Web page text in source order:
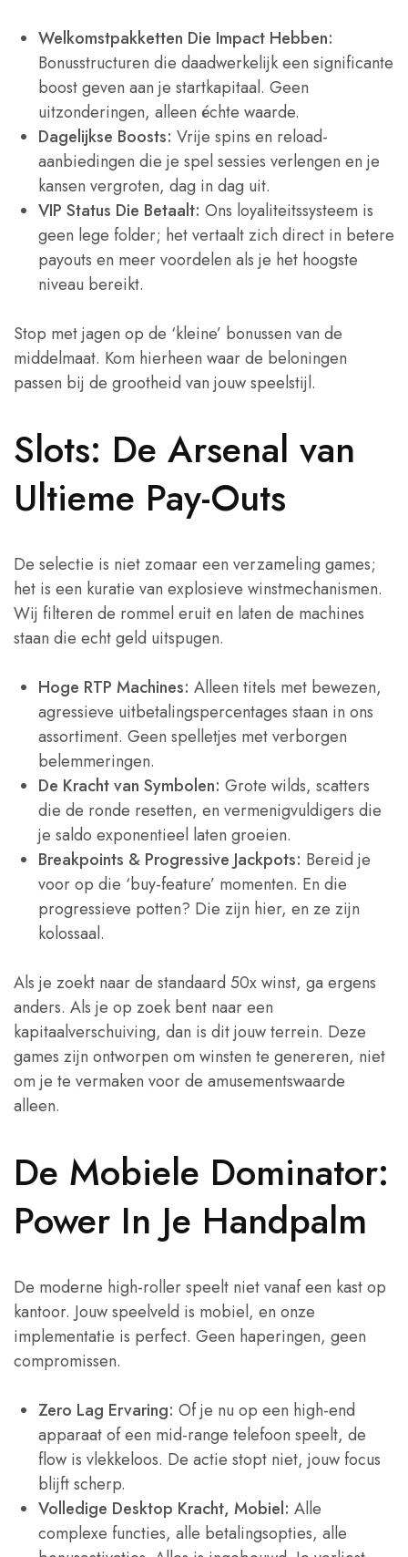
Welkomstpakketten Die Impact Hebben:
Bonusstructuren die daadwerkelijk een significante
boost geven aan je startkapitaal. Geen
uitzonderingen, alleen échte waarde.
Dagelijkse Boosts: Vrije spins en reload-
aanbiedingen die je spel sessies verlengen en je
kansen vergroten, dag in dag uit.
VIP Status Die Betaalt: Ons loyaliteitssysteem is
geen lege folder; het vertaalt zich direct in betere
payouts en meer voordelen als je het hoogste
niveau bereikt.
Stop met jagen op de ‘kleine’ bonussen van de
middelmaat. Kom hierheen waar de beloningen
passen bij de grootheid van jouw speelstijl.
Slots: De Arsenal van
Ultieme Pay-Outs
De selectie is niet zomaar een verzameling games;
het is een kuratie van explosieve winstmechanismen.
Wij filteren de rommel eruit en laten de machines
staan die echt geld uitspugen.
Hoge RTP Machines: Alleen titels met bewezen,
agressieve uitbetalingspercentages staan in ons
assortiment. Geen spelletjes met verborgen
belemmeringen.
De Kracht van Symbolen: Grote wilds, scatters
die de ronde resetten, en vermenigvuldigers die
je saldo exponentieel laten groeien.
Breakpoints & Progressive Jackpots: Bereid je
voor op die ‘buy-feature’ momenten. En die
progressieve potten? Die zijn hier, en ze zijn
kolossaal.
Als je zoekt naar de standaard 50x winst, ga ergens
anders. Als je op zoek bent naar een
kapitaalverschuiving, dan is dit jouw terrein. Deze
games zijn ontworpen om winsten te genereren, niet
om je te vermaken voor de amusementswaarde
alleen.
De Mobiele Dominator:
Power In Je Handpalm
De moderne high-roller speelt niet vanaf een kast op
kantoor. Jouw speelveld is mobiel, en onze
implementatie is perfect. Geen haperingen, geen
compromissen.
Zero Lag Ervaring: Of je nu op een high-end
apparaat of een mid-range telefoon speelt, de
flow is vlekkeloos. De actie stopt niet, jouw focus
blijft scherp.
Volledige Desktop Kracht, Mobiel: Alle
complexe functies, alle betalingsopties, alle